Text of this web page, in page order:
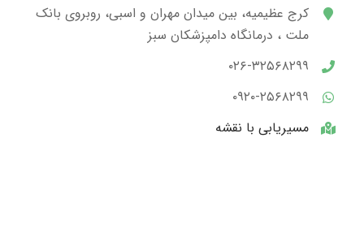
کرج عظیمیه، بین میدان مهران و اسبی، روبروی بانک
ملت ، درمانگاه دامپزشکان سبز
۰۲۶-۳۲۵۶۸۲۹۹
۰۹۲۰-۲۵۶۸۲۹۹
مسیریابی با نقشه